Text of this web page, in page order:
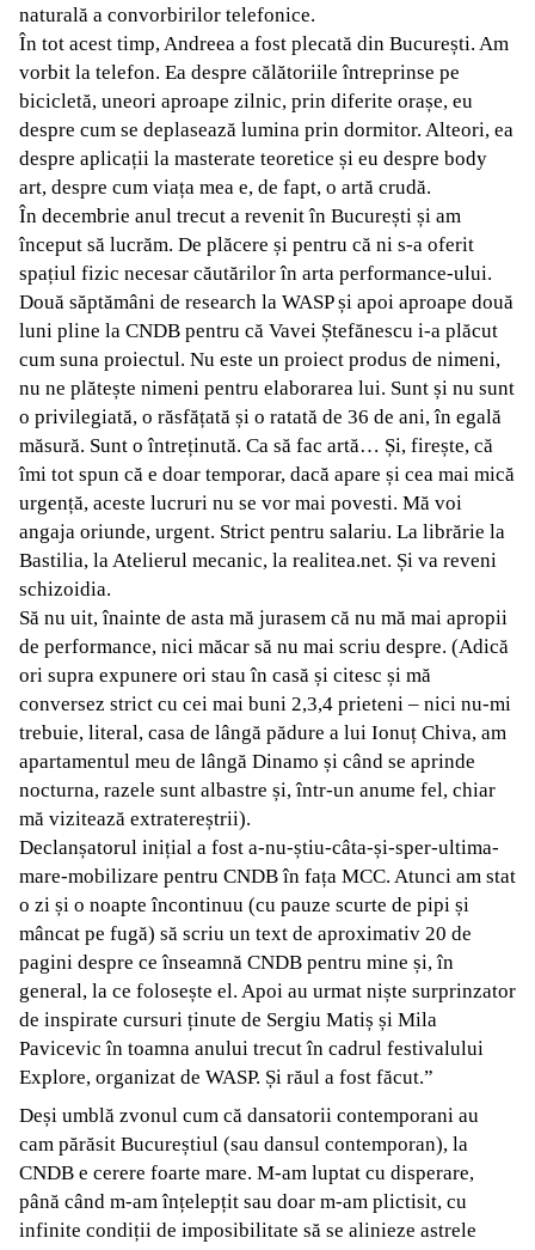
naturală a convorbirilor telefonice.
În tot acest timp, Andreea a fost plecată din București. Am
vorbit la telefon. Ea despre călătoriile întreprinse pe
bicicletă, uneori aproape zilnic, prin diferite orașe, eu
despre cum se deplasează lumina prin dormitor. Alteori, ea
despre aplicații la masterate teoretice și eu despre body
art, despre cum viața mea e, de fapt, o artă crudă.
În decembrie anul trecut a revenit în București și am
început să lucrăm. De plăcere și pentru că ni s-a oferit
spațiul fizic necesar căutărilor în arta performance-ului.
Două săptămâni de research la WASP și apoi aproape două
luni pline la CNDB pentru că Vavei Ștefănescu i-a plăcut
cum suna proiectul. Nu este un proiect produs de nimeni,
nu ne plătește nimeni pentru elaborarea lui. Sunt și nu sunt
o privilegiată, o răsfățată și o ratată de 36 de ani, în egală
măsură. Sunt o întreținută. Ca să fac artă… Și, firește, că
îmi tot spun că e doar temporar, dacă apare și cea mai mică
urgență, aceste lucruri nu se vor mai povesti. Mă voi
angaja oriunde, urgent. Strict pentru salariu. La librărie la
Bastilia, la Atelierul mecanic, la realitea.net. Și va reveni
schizoidia.
Să nu uit, înainte de asta mă jurasem că nu mă mai apropii
de performance, nici măcar să nu mai scriu despre. (Adică
ori supra expunere ori stau în casă și citesc și mă
conversez strict cu cei mai buni 2,3,4 prieteni – nici nu-mi
trebuie, literal, casa de lângă pădure a lui Ionuț Chiva, am
apartamentul meu de lângă Dinamo și când se aprinde
nocturna, razele sunt albastre și, într-un anume fel, chiar
mă vizitează extratereștrii).
Declanșatorul inițial a fost a-nu-știu-câta-și-sper-ultima-
mare-mobilizare pentru CNDB în fața MCC. Atunci am stat
o zi și o noapte încontinuu (cu pauze scurte de pipi și
mâncat pe fugă) să scriu un text de aproximativ 20 de
pagini despre ce înseamnă CNDB pentru mine și, în
general, la ce folosește el. Apoi au urmat niște surprinzator
de inspirate cursuri ținute de Sergiu Matiș și Mila
Pavicevic în toamna anului trecut în cadrul festivalului
Explore, organizat de WASP. Și răul a fost făcut.”
Deși umblă zvonul cum că dansatorii contemporani au
cam părăsit Bucureștiul (sau dansul contemporan), la
CNDB e cerere foarte mare. M-am luptat cu disperare,
până când m-am înțelepțit sau doar m-am plictisit, cu
infinite condiții de imposibilitate să se alinieze astrele